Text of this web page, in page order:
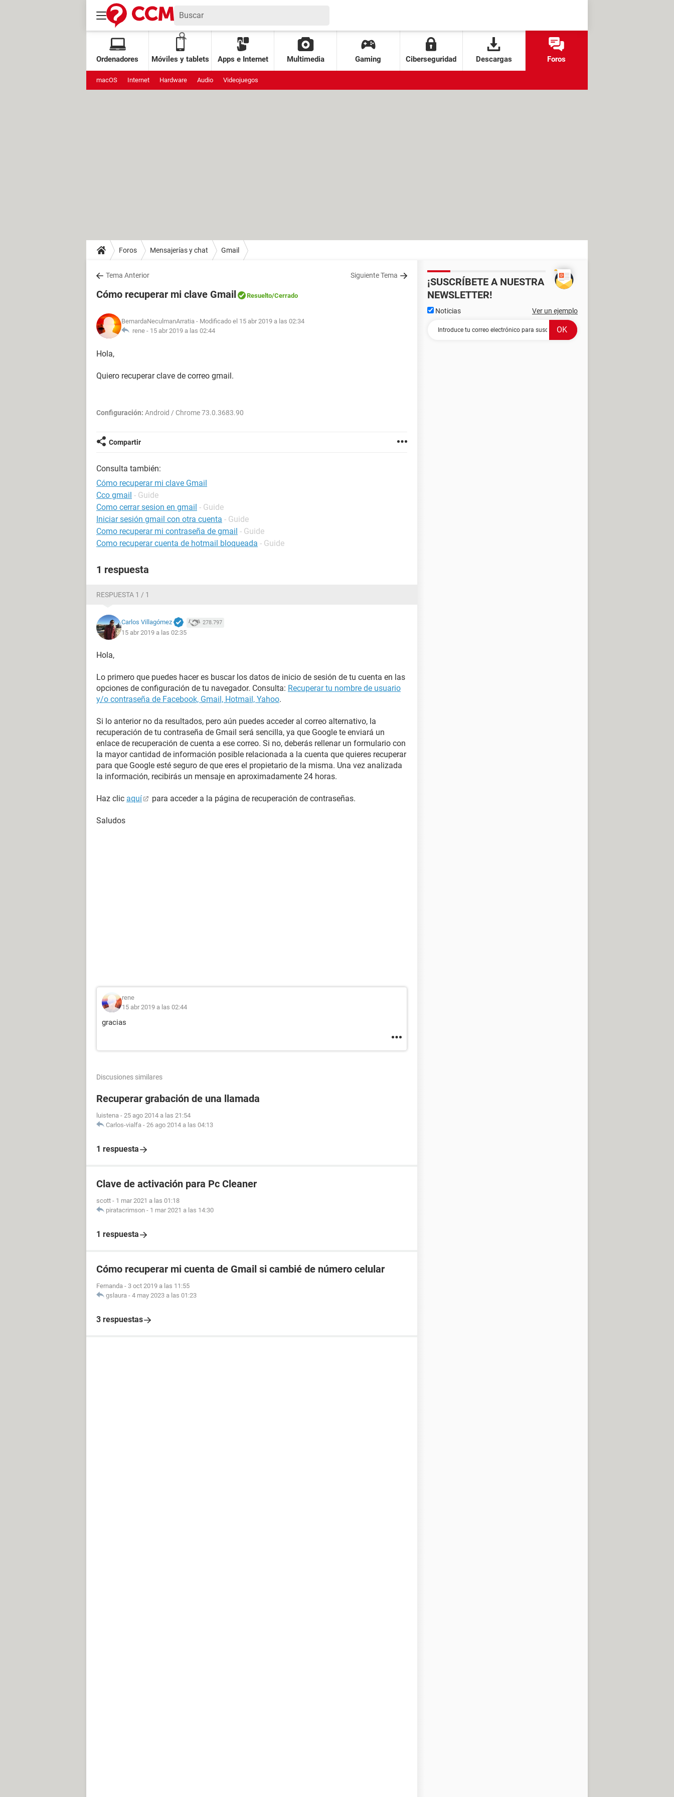
Ordenadores Móviles y tablets Apps e Internet Multimedia Gaming Ciberseguridad Descargas Foros
macOS Internet Hardware Audio Videojuegos
Foros Mensajerías y chat Gmail
Tema Anterior Siguiente Tema
Cómo recuperar mi clave Gmail Resuelto/Cerrado
BernardaNeculmanArratia - Modificado el 15 abr 2019 a las 02:34
rene - 15 abr 2019 a las 02:44
Hola,
Quiero recuperar clave de correo gmail.
Configuración: Android / Chrome 73.0.3683.90
Compartir
Consulta también:
Cómo recuperar mi clave Gmail
Cco gmail - Guide
Como cerrar sesion en gmail - Guide
Iniciar sesión gmail con otra cuenta - Guide
Como recuperar mi contraseña de gmail - Guide
Como recuperar cuenta de hotmail bloqueada - Guide
1 respuesta
RESPUESTA 1 / 1
Carlos Villagómez 278.797
15 abr 2019 a las 02:35
Hola,
Lo primero que puedes hacer es buscar los datos de inicio de sesión de tu cuenta en las
opciones de configuración de tu navegador. Consulta: Recuperar tu nombre de usuario
y/o contraseña de Facebook, Gmail, Hotmail, Yahoo.
Si lo anterior no da resultados, pero aún puedes acceder al correo alternativo, la
recuperación de tu contraseña de Gmail será sencilla, ya que Google te enviará un
enlace de recuperación de cuenta a ese correo. Si no, deberás rellenar un formulario con
la mayor cantidad de información posible relacionada a la cuenta que quieres recuperar
para que Google esté seguro de que eres el propietario de la misma. Una vez analizada
la información, recibirás un mensaje en aproximadamente 24 horas.
Haz clic aquí para acceder a la página de recuperación de contraseñas.
Saludos
rene
15 abr 2019 a las 02:44
gracias
Discusiones similares
Recuperar grabación de una llamada
luistena - 25 ago 2014 a las 21:54
Carlos-vialfa - 26 ago 2014 a las 04:13
1 respuesta
Clave de activación para Pc Cleaner
scott - 1 mar 2021 a las 01:18
piratacrimson - 1 mar 2021 a las 14:30
1 respuesta
Cómo recuperar mi cuenta de Gmail si cambié de número celular
Fernanda - 3 oct 2019 a las 11:55
gslaura - 4 may 2023 a las 01:23
3 respuestas
¡SUSCRÍBETE A NUESTRA
NEWSLETTER!
Noticias Ver un ejemplo